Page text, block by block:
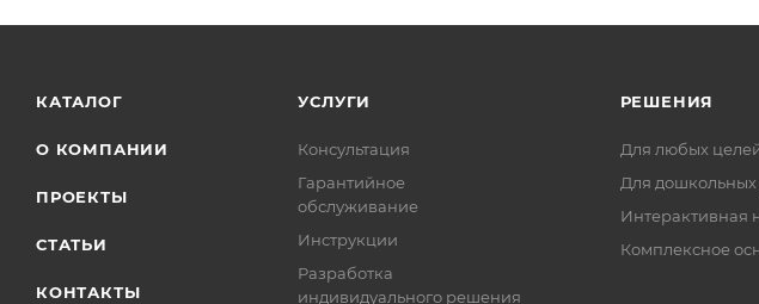
КАТАЛОГ
О КОМПАНИИ
ПРОЕКТЫ
СТАТЬИ
КОНТАКТЫ
УСЛУГИ
Консультация
Гарантийное
обслуживание
Инструкции
Разработка
индивидуального решения
РЕШЕНИЯ
Для любых
Для
Интерактивная
Комплексное